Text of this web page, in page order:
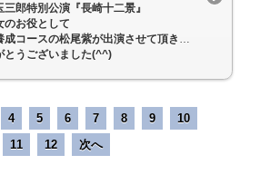
三郎特別公演『長崎十二景』
のお役として
コースの松尾紫が出演させて頂きました☆
とうございました(^^)
4 5 6 7 8 9
10
11
12 次へ